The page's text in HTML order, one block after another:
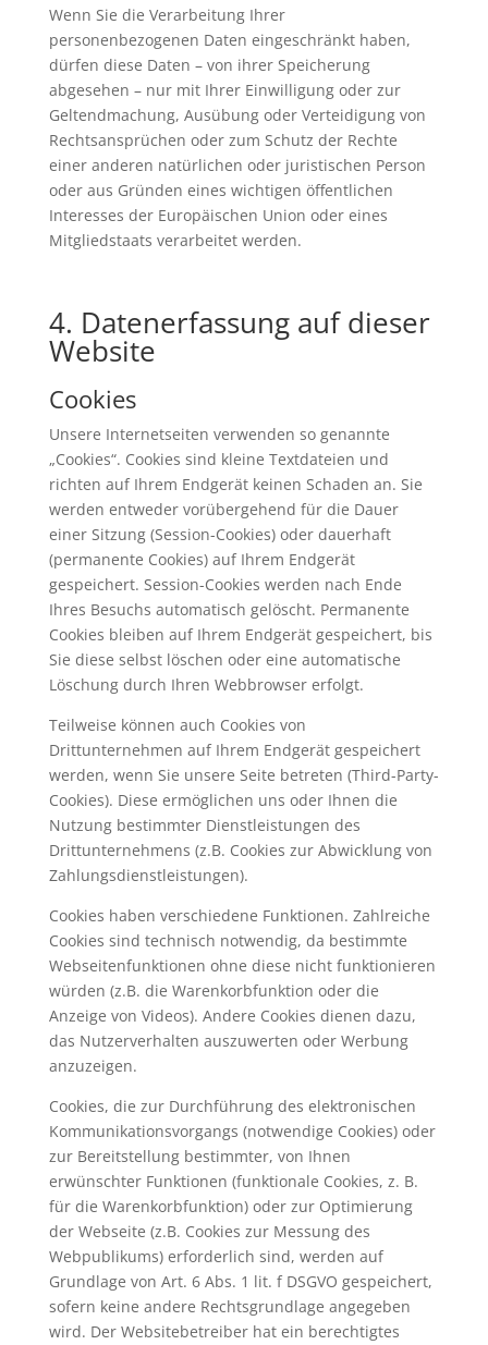
Wenn Sie die Verarbeitung Ihrer
personenbezogenen Daten eingeschränkt haben,
dürfen diese Daten – von ihrer Speicherung
abgesehen – nur mit Ihrer Einwilligung oder zur
Geltendmachung, Ausübung oder Verteidigung von
Rechtsansprüchen oder zum Schutz der Rechte
einer anderen natürlichen oder juristischen Person
oder aus Gründen eines wichtigen öffentlichen
Interesses der Europäischen Union oder eines
Mitgliedstaats verarbeitet werden.
4. Datenerfassung auf dieser
Website
Cookies
Unsere Internetseiten verwenden so genannte
„Cookies“. Cookies sind kleine Textdateien und
richten auf Ihrem Endgerät keinen Schaden an. Sie
werden entweder vorübergehend für die Dauer
einer Sitzung (Session-Cookies) oder dauerhaft
(permanente Cookies) auf Ihrem Endgerät
gespeichert. Session-Cookies werden nach Ende
Ihres Besuchs automatisch gelöscht. Permanente
Cookies bleiben auf Ihrem Endgerät gespeichert, bis
Sie diese selbst löschen oder eine automatische
Löschung durch Ihren Webbrowser erfolgt.
Teilweise können auch Cookies von
Drittunternehmen auf Ihrem Endgerät gespeichert
werden, wenn Sie unsere Seite betreten (Third-Party-
Cookies). Diese ermöglichen uns oder Ihnen die
Nutzung bestimmter Dienstleistungen des
Drittunternehmens (z.B. Cookies zur Abwicklung von
Zahlungsdienstleistungen).
Cookies haben verschiedene Funktionen. Zahlreiche
Cookies sind technisch notwendig, da bestimmte
Webseitenfunktionen ohne diese nicht funktionieren
würden (z.B. die Warenkorbfunktion oder die
Anzeige von Videos). Andere Cookies dienen dazu,
das Nutzerverhalten auszuwerten oder Werbung
anzuzeigen.
Cookies, die zur Durchführung des elektronischen
Kommunikationsvorgangs (notwendige Cookies) oder
zur Bereitstellung bestimmter, von Ihnen
erwünschter Funktionen (funktionale Cookies, z. B.
für die Warenkorbfunktion) oder zur Optimierung
der Webseite (z.B. Cookies zur Messung des
Webpublikums) erforderlich sind, werden auf
Grundlage von Art. 6 Abs. 1 lit. f DSGVO gespeichert,
sofern keine andere Rechtsgrundlage angegeben
wird. Der Websitebetreiber hat ein berechtigtes